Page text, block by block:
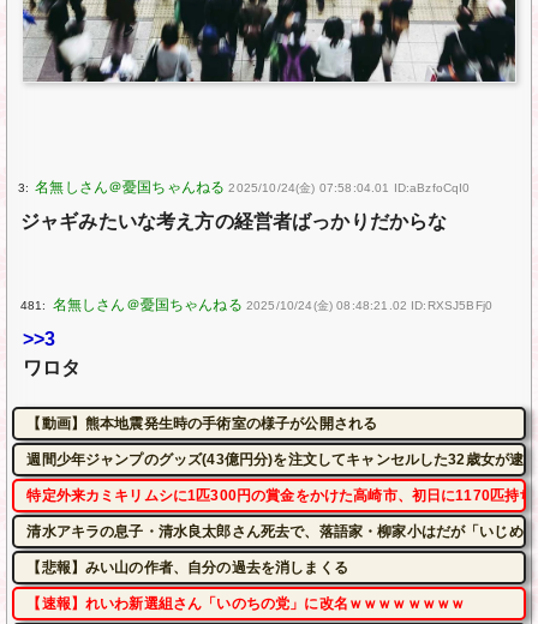
3: 2025/10/24(金) 07:58:04.01 ID:aBzfoCqI0
ジャギみたいな考え方の経営者ばっかりだからな
481: 2025/10/24(金) 08:48:21.02 ID:RXSJ5BFj0
>>3
ワロタ
【動画】熊本地震発生時の手術室の様子が公開される
週間少年ジャンプのグッズ(43億円分)を注文してキャンセルした32歳女が逮捕
特定外来カミキリムシに1匹300円の賞金をかけた高崎市、初日に1170匹持ち
清水アキラの息子・清水良太郎さん死去で、落語家・柳家小はだが「いじめ
【悲報】みい山の作者、自分の過去を消しまくる
【速報】れいわ新選組さん「いのちの党」に改名ｗｗｗｗｗｗｗｗ